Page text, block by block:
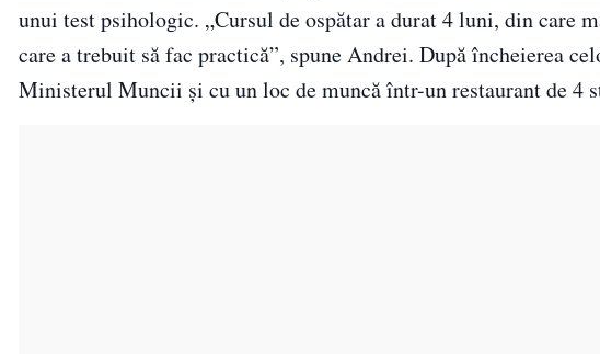
unui test psihologic. „Cursul de ospătar a durat 4 luni, din care
care a trebuit să fac practică”, spune Andrei. După încheierea
Ministerul Muncii şi cu un loc de muncă într-un restaurant de 4